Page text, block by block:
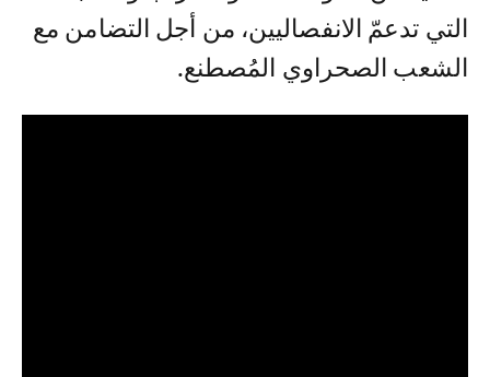
التي تدعمّ الانفصاليين، من أجل التضامن مع
الشعب الصحراوي المُصطنع.